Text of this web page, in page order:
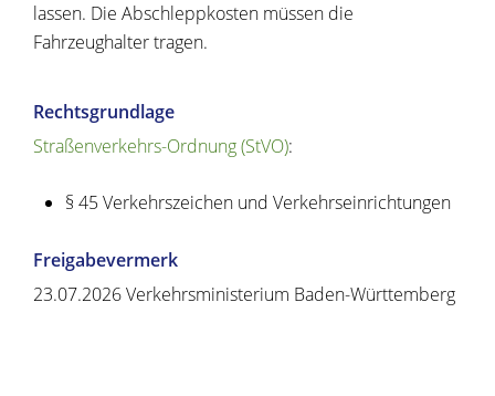
lassen. Die Abschleppkosten müssen die
Fahrzeughalter tragen.
Rechtsgrundlage
Straßenverkehrs-Ordnung (StVO):
§ 45 Verkehrszeichen und Verkehrseinrichtungen
Freigabevermerk
23.07.2026 Verkehrsministerium Baden-Württemberg